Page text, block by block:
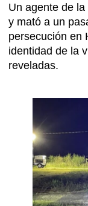
Un agente de
y mató a un
persecución en
identidad de la
reveladas.